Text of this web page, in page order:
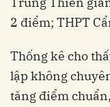
2 điểm; THPT
Thống kê cho
lập không
tăng điểm